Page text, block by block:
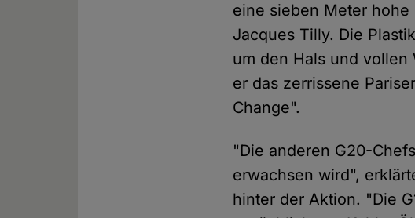
eine sieben Meter hohe
Jacques Tilly. Die
um den Hals und
er das zerrissene
Change".
"Die anderen G20-
erwachsen wird",
hinter der Aktion. "Die